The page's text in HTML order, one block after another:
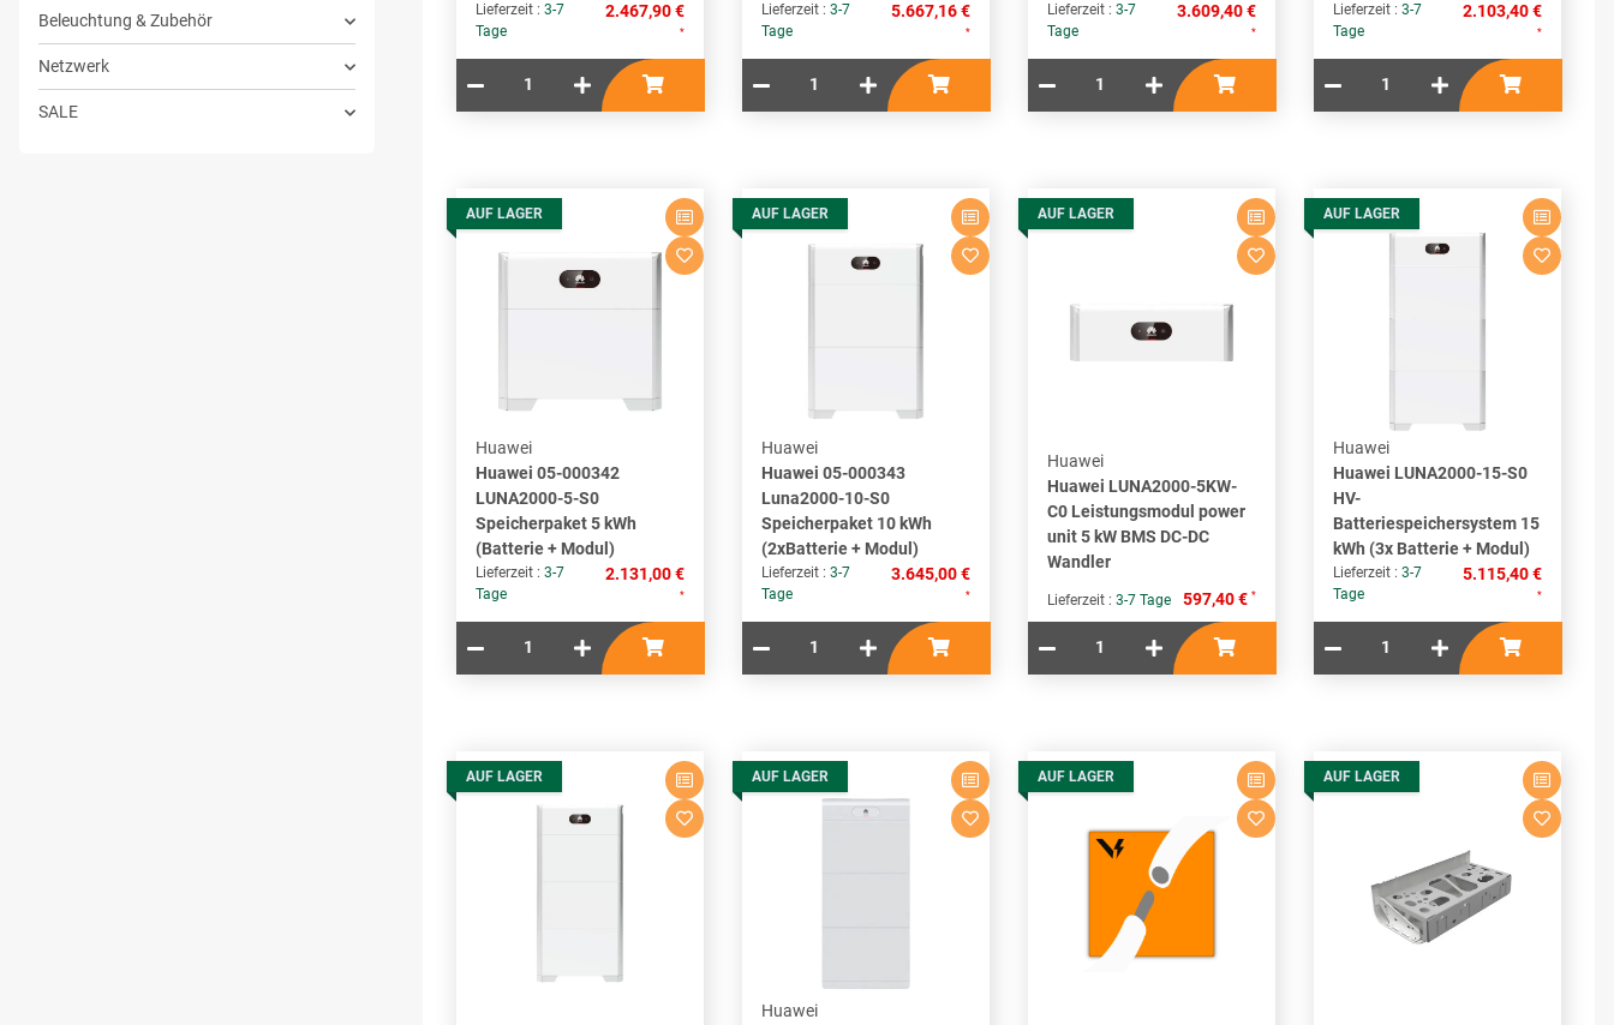
Lieferzeit : 3-7
Tage
2.467,90 €
*
Lieferzeit : 3-7
Tage
5.667,16 €
*
Lieferzeit : 3-7
Tage
3.609,40 €
*
Lieferzeit : 3-7
Tage
2.103,40 €
*
AUF LAGER
Huawei
Huawei 05-000342
LUNA2000-5-S0
Speicherpaket 5 kWh
(Batterie + Modul)
Lieferzeit : 3-7
Tage
2.131,00 €
*
AUF LAGER
Huawei
Huawei 05-000343
Luna2000-10-S0
Speicherpaket 10 kWh
(2xBatterie + Modul)
Lieferzeit : 3-7
Tage
3.645,00 €
*
AUF LAGER
Huawei
Huawei LUNA2000-5KW-
C0 Leistungsmodul power
unit 5 kW BMS DC-DC
Wandler
Lieferzeit : 3-7 Tage 597,40 € *
AUF LAGER
Huawei
Huawei LUNA2000-15-S0
HV-
Batteriespeichersystem 15
kWh (3x Batterie + Modul)
Lieferzeit : 3-7
Tage
5.115,40 €
*
AUF LAGER AUF LAGER
Huawei
AUF LAGER AUF LAGER
Beleuchtung & Zubehör
Netzwerk
SALE